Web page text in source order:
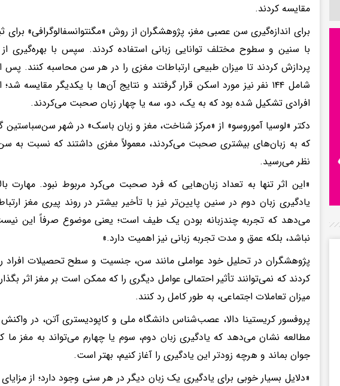
مقایسه کردند.
با سنین و سطوح مختلف توانایی زبانی استفاده کردند. سپس با بهره‌گیری
پردازش کردند تا میزان طبیعی ارتباطات مغزی را در هر سن محاسبه کنند. پس
شامل ۱۴۴ نفر نیز مورد اسکن قرار گرفتند و نتایج آن‌ها با یکدیگر مقایسه
افرادی تشکیل شده بود که به یک، دو، سه یا چهار زبان صحبت می‌کردند.
دکتر «لوسیا آموروسو» از «مرکز شناخت، مغز و زبان باسک» در شهر سن‌سباستین
که به زبان‌های بیشتری صحبت می‌کردند، معمولاً مغزی داشتند که نسبت به
نظر می‌رسید.
«این اثر تنها به تعداد زبان‌هایی که فرد صحبت می‌کرد مربوط نبود. مهارت
یادگیری زبان دوم در سنین پایین‌تر نیز با تأخیر بیشتر در روند پیری مغز
می‌دهد که تجربه چندزبانه بودن یک طیف است؛ یعنی موضوع صرفاً این نیست
نباشد، بلکه عمق و مدت تجربه زبانی نیز اهمیت دارد.»
پژوهشگران در تحلیل خود عواملی مانند سن، جنسیت و سطح تحصیلات افراد را
کردند که نمی‌توانند تأثیر احتمالی عوامل دیگری را که ممکن است بر مغز اثر
میزان تعاملات اجتماعی، به طور کامل رد کنند.
پروفسور کریستینا دالا، عصب‌شناس دانشگاه ملی و کاپودیستری آتن، در
مطالعه نشان می‌دهد که یادگیری زبان دوم، سوم یا چهارم می‌تواند به مغز
جوان بماند و هرچه زودتر این یادگیری را آغاز کنیم، بهتر است.
«دلایل بسیار خوبی برای یادگیری یک زبان دیگر در هر سنی وجود دارد؛ از